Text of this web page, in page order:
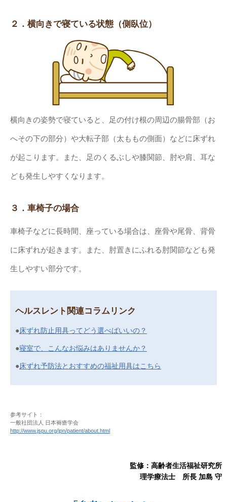
２．横向きで寝ている状態（側臥位）
横向きの姿勢で寝ていると、足の付け根の周辺の腸骨部（お
へその下の部分）や大転子部（太ももの側面）などに床ずれ
が起こります。また、足のくるぶしや膝関節、肘や肩、耳な
ども発生しやすくなります。
３．車椅子の場合
車椅子などに長時間、座っている場合は、座骨や尾骨、背骨
に床ずれが起きます。また、肘置きにふれる肘関節なども発
生しやすい部分です。
ヘルスレント関連コラムリンク
●床ずれ防止用具ってどう選べばいいの？
●寝室で、こんなお悩みはありませんか？
●床ずれ予防法とおすすめの福祉用具はこちら
参考サイト：
一般社団法人 日本褥瘡学会
http://www.jspu.org/jpn/patient/about.html
監修：高齢者生活福祉研究所
理学療法士 所長 加島 守